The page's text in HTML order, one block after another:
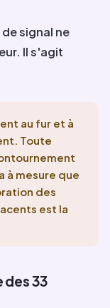
signal ne
Il s'agit
au fur et à
Toute
à mesure que
des
est la
33